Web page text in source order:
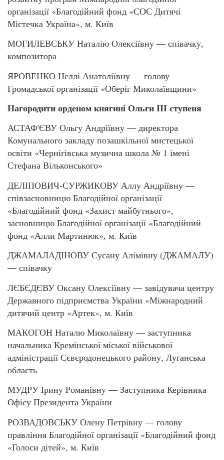
організації «Благодійний фонд «СОС Дитячі
Містечка Україна», м. Київ
МОГИЛЕВСЬКУ Наталію Олексіївну — співачку,
композитора
ЯРОВЕНКО Неллі Анатоліївну — голову
Громадської організації «Оберіг Миколаївщини»
Нагородити орденом княгині Ольги ІІІ ступеня
АСТАФ'ЄВУ Ольгу Андріївну — директора
Комунального закладу позашкільної мистецької
освіти «Чернігівська музична школа № 1 імені
Стефана Вільконського»
ДЕЛІПОВИЧ-СУРЖИКОВУ Аллу Андріївну —
співзасновницю Благодійної організації
«Благодійний фонд «Захист майбутнього»,
засновницю Благодійної організації «Благодійний
фонд «Алли Мартинюк», м. Київ
ДЖАМАЛАДІНОВУ Сусану Алімівну (ДЖАМАЛУ)
— співачку
ЛЄБЄДЄВУ Оксану Олексіївну — завідувача центру
Державного підприємства України «Міжнародний
дитячий центр «Артек», м. Київ
МАКОГОН Наталю Миколаївну — заступника
начальника Кремінської міської військової
адміністрації Сєвєродонецького району, Луганська
область
МУДРУ Ірину Романівну — Заступника Керівника
Офісу Президента України
РОЗВАДОВСЬКУ Олену Петрівну — голову
правління Благодійної організації «Благодійний фонд
«Голоси дітей», м. Київ